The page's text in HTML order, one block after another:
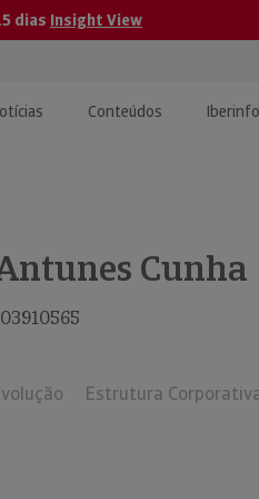
dias Insight View
Conteúdos
Cunha
Estrutura Corporativa